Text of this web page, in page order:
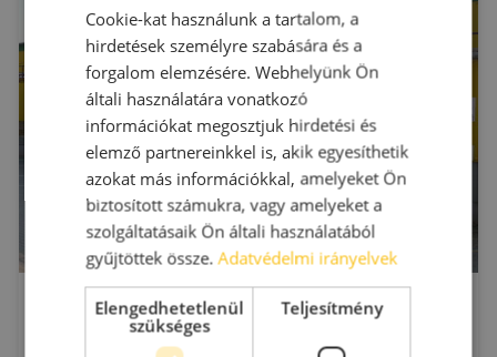
Gyár u. 2. (BITEP Ipari Park)
Cookie-kat használunk a tartalom, a
hirdetések személyre szabására és a
forgalom elemzésére. Webhelyünk Ön
általi használatára vonatkozó
információkat megosztjuk hirdetési és
elemző partnereinkkel is, akik egyesíthetik
azokat más információkkal, amelyeket Ön
biztosított számukra, vagy amelyeket a
szolgáltatásaik Ön általi használatából
gyűjtöttek össze.Adatvédelmi irányelvek
Elengedhetetlenül
szükséges
Teljesítmény